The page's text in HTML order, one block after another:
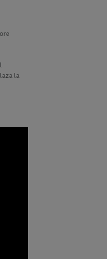
la